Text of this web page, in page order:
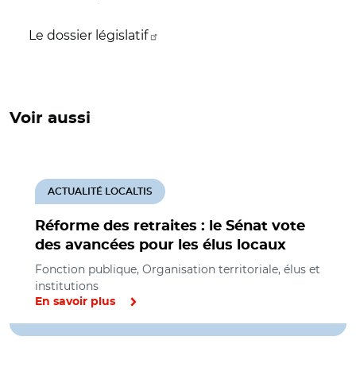
Le dossier législatif
Voir aussi
Réforme des retraites : le Sénat vote
des avancées pour les élus locaux
ACTUALITÉ LOCALTIS
Fonction publique, Organisation territoriale, élus et
institutions
En savoir plus